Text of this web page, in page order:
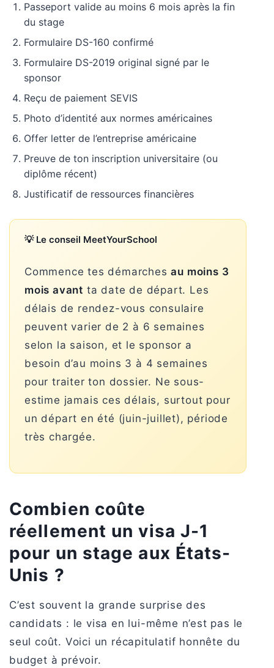
Passeport valide au moins 6 mois après la fin
du stage
Formulaire DS-160 confirmé
Formulaire DS-2019 original signé par le
sponsor
Reçu de paiement SEVIS
Photo d’identité aux normes américaines
Offer letter de l’entreprise américaine
Preuve de ton inscription universitaire (ou
diplôme récent)
Justificatif de ressources financières
💡 Le conseil MeetYourSchool
Commence tes démarchesau moins 3
mois avant ta date de départ. Les
délais de rendez-vous consulaire
peuvent varier de 2 à 6 semaines
selon la saison, et le sponsor a
besoin d’au moins 3 à 4 semaines
pour traiter ton dossier. Ne sous-
estime jamais ces délais, surtout pour
un départ en été (juin-juillet), période
très chargée.
Combien coûte
réellement un visa J-1
pour un stage aux États-
Unis ?
C’est souvent la grande surprise des
candidats : le visa en lui-même n’est pas le
seul coût. Voici un récapitulatif honnête du
budget à prévoir.